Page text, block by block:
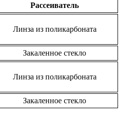
Рассеиватель
Линза из поликарбоната
Закаленное стекло
Линза из поликарбоната
Закаленное стекло